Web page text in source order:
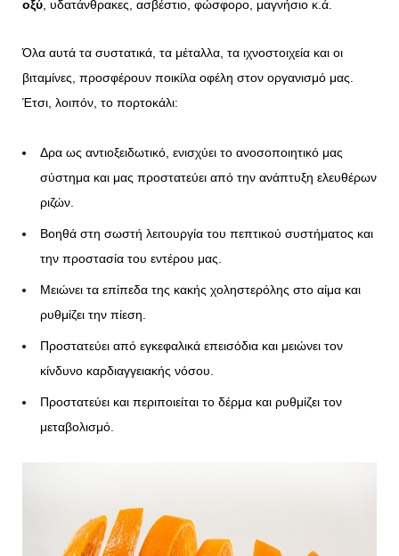
οξύ , υδατάνθρακες, ασβέστιο, φώσφορο, μαγνήσιο κ.ά.
Όλα αυτά τα συστατικά, τα μέταλλα, τα ιχνοστοιχεία και οι
βιταμίνες, προσφέρουν ποικίλα οφέλη στον οργανισμό μας.
Έτσι, λοιπόν, το πορτοκάλι:
Δρα ως αντιοξειδωτικό, ενισχύει το ανοσοποιητικό μας
σύστημα και μας προστατεύει από την ανάπτυξη ελευθέρων
ριζών.
Βοηθά στη σωστή λειτουργία του πεπτικού συστήματος και
την προστασία του εντέρου μας.
Μειώνει τα επίπεδα της κακής χοληστερόλης στο αίμα και
ρυθμίζει την πίεση.
Προστατεύει από εγκεφαλικά επεισόδια και μειώνει τον
κίνδυνο καρδιαγγειακής νόσου.
Προστατεύει και περιποιείται το δέρμα και ρυθμίζει τον
μεταβολισμό.